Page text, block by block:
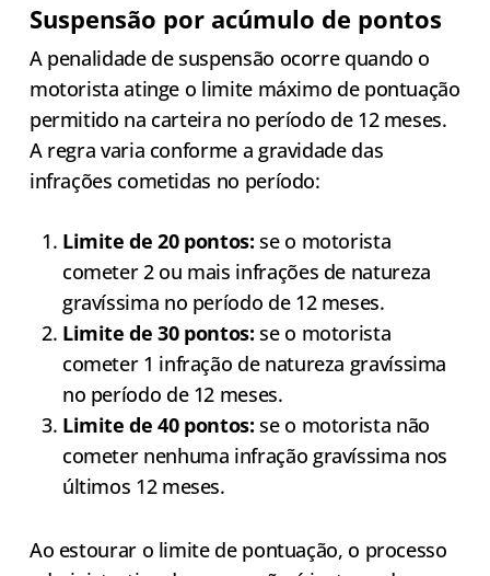
Suspensão por acúmulo de pontos
A penalidade de suspensão ocorre quando o
motorista atinge o limite máximo de pontuação
permitido na carteira no período de 12 meses.
A regra varia conforme a gravidade das
infrações cometidas no período:
Limite de 20 pontos: se o motorista
cometer 2 ou mais infrações de natureza
gravíssima no período de 12 meses.
Limite de 30 pontos: se o motorista
cometer 1 infração de natureza gravíssima
no período de 12 meses.
Limite de 40 pontos:se o motorista não
cometer nenhuma infração gravíssima nos
últimos 12 meses.
Ao estourar o limite de pontuação, o processo